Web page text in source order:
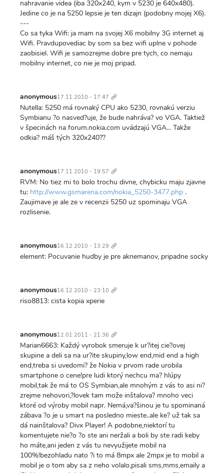
nahravanie videa (iba 320x240, kym v 5230 je 640x480).
Jedine co je na 5250 lepsie je ten dizajn (podobny mojej X6).
---
Co sa tyka Wifi: ja mam na svojej X6 mobilny 3G internet aj
Wifi. Pravdupovediac by som sa bez wifi uplne v pohode
zaobisiel. Wifi je samozrejme dobre pre tych, co nemaju
mobilny internet, co nie je moj pripad.
anonymous17.11.2010 - 17:47 odkaz
Nutella: 5250 má rovnaký CPU ako 5230, rovnakú verziu
Symbianu ?o nasved?uje, že bude nahráva? vo VGA. Taktiež
v špecinách na forum.nokia.com uvádzajú VGA... Takže
odkia? máš tých 320x240??
anonymous17.11.2010 - 19:57 odkaz
RVM: No tiez mi to bolo trochu divne, chybicku maju zjavne
tu: http://www.gsmarena.com/nokia_5250-3477.php .
Zaujimave je ale ze v recenzii 5250 uz spominaju VGA
rozlisenie.
anonymous16.12.2010 - 13:29 odkaz
element: Pocuvanie hudby je pre aknemanov, pripadne socky
anonymous16.12.2010 - 23:10 odkaz
riso8813: cista kopia xperie
anonymous12.01.2011 - 21:36 odkaz
Marian6663: Každý vyrobok smeruje k ur?itej cie?ovej
skupine a deli sa na ur?ite skupiny,low end,mid end a high
end,treba si uvedomi? že Nokia v prvom rade urobila
smartphone o cene!pre ludi ktorý nechcu ma? hlúpy
mobil,tak že má to OS Symbian,ale mnohým z vás to asi ni?
zrejme nehovori,?lovek tam može inštalova? mnoho veci
ktoré od výroby mobil napr. Nemá,va?šinou je tu spominaná
zábava ?o je u smart na posledno mieste..ale ke? už tak sa
dá nainštalova? Divx Player! A podobne,niektorí tu
komentujete nie?o ?o ste ani neržali a boli by ste radi keby
ho máte,ani jeden z vás tu nevyužijete mobil na
100%!bezohladu nato ?i to má 8mpx ale 2mpx je to mobil a
mobil je o tom aby sa z neho volalo,pisali sms,mms,emaily a